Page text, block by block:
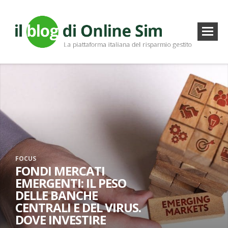
FOCUS
FONDI MERCATI
EMERGENTI: IL PESO
DELLE BANCHE
CENTRALI E DEL VIRUS.
DOVE INVESTIRE